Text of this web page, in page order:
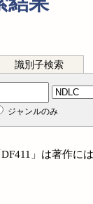
識別子検索
ジャンルのみ
」は著作に